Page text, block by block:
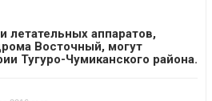
летательных аппаратов,
Восточный, могут
Тугуро-Чумиканского района.